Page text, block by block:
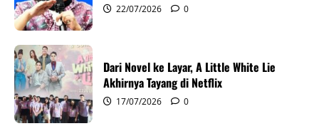
22/07/2026 0
Dari Novel ke Layar, A Little White Lie
Akhirnya Tayang di Netflix
17/07/2026 0